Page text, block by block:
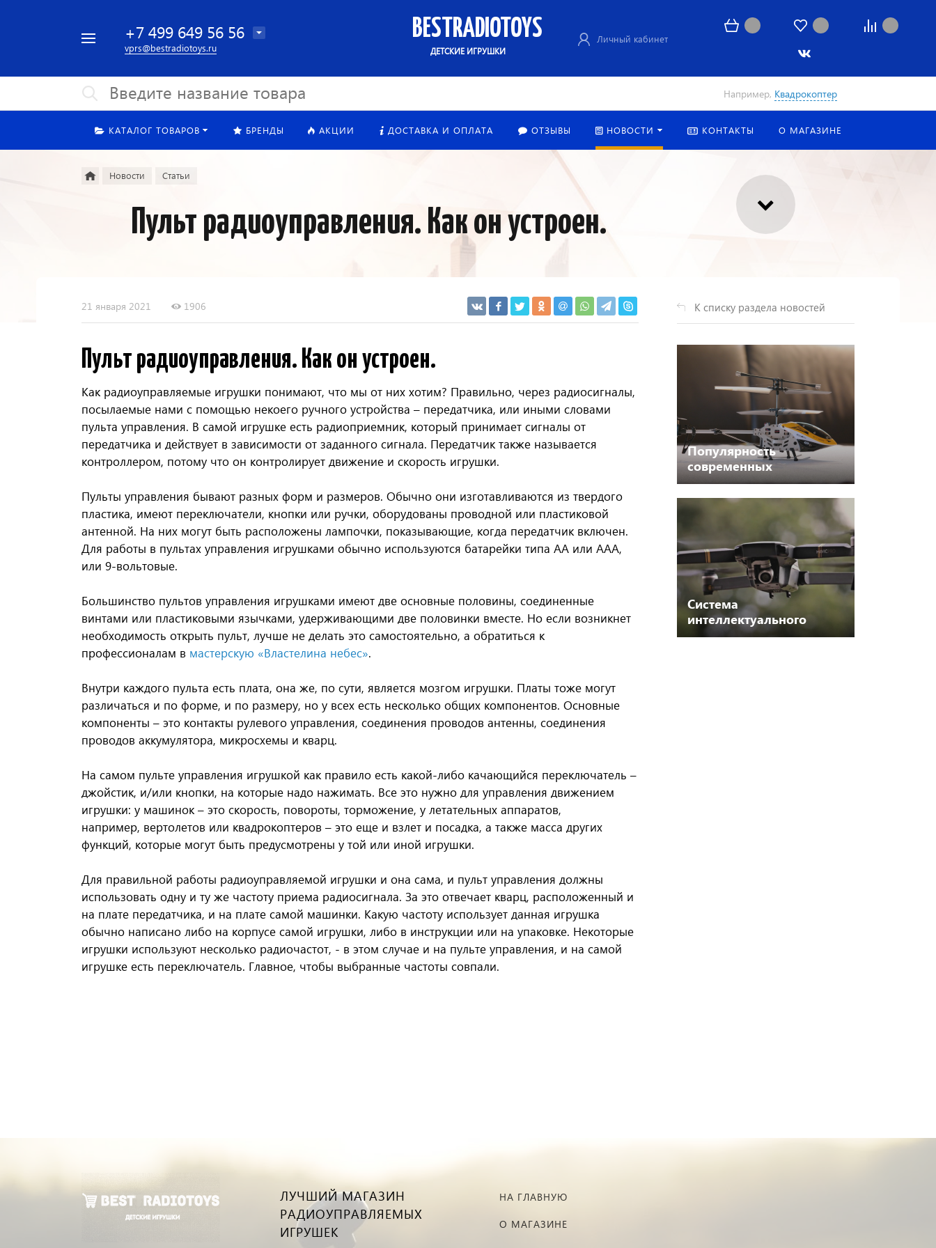
Найти
+7 499 649 56 56
vprs@bestradiotoys.ru
BESTRADIOTOYS
ДЕТСКИЕ ИГРУШКИ
Личный кабинет
Найти
Например, Квадрокоптер
КАТАЛОГ ТОВАРОВ БРЕНДЫ АКЦИИ ДОСТАВКА И ОПЛАТА ОТЗЫВЫ НОВОСТИ КОНТАКТЫ О МАГАЗИНЕ
Новости Статьи
Пульт радиоуправления. Как он устроен.
21 января 2021 1906
Пульт радиоуправления. Как он устроен.
Как радиоуправляемые игрушки понимают, что мы от них хотим? Правильно, через радиосигналы,
посылаемые нами с помощью некоего ручного устройства – передатчика, или иными словами
пульта управления. В самой игрушке есть радиоприемник, который принимает сигналы от
передатчика и действует в зависимости от заданного сигнала. Передатчик также называется
контроллером, потому что он контролирует движение и скорость игрушки.
Пульты управления бывают разных форм и размеров. Обычно они изготавливаются из твердого
пластика, имеют переключатели, кнопки или ручки, оборудованы проводной или пластиковой
антенной. На них могут быть расположены лампочки, показывающие, когда передатчик включен.
Для работы в пультах управления игрушками обычно используются батарейки типа АА или ААА,
или 9-вольтовые.
Большинство пультов управления игрушками имеют две основные половины, соединенные
винтами или пластиковыми язычками, удерживающими две половинки вместе. Но если возникнет
необходимость открыть пульт, лучше не делать это самостоятельно, а обратиться к
профессионалам в мастерскую «Властелина небес».
Внутри каждого пульта есть плата, она же, по сути, является мозгом игрушки. Платы тоже могут
различаться и по форме, и по размеру, но у всех есть несколько общих компонентов. Основные
компоненты – это контакты рулевого управления, соединения проводов антенны, соединения
проводов аккумулятора, микросхемы и кварц.
На самом пульте управления игрушкой как правило есть какой-либо качающийся переключатель –
джойстик, и/или кнопки, на которые надо нажимать. Все это нужно для управления движением
игрушки: у машинок – это скорость, повороты, торможение, у летательных аппаратов,
например, вертолетов или квадрокоптеров – это еще и взлет и посадка, а также масса других
функций, которые могут быть предусмотрены у той или иной игрушки.
Для правильной работы радиоуправляемой игрушки и она сама, и пульт управления должны
использовать одну и ту же частоту приема радиосигнала. За это отвечает кварц, расположенный и
на плате передатчика, и на плате самой машинки. Какую частоту использует данная игрушка
обычно написано либо на корпусе самой игрушки, либо в инструкции или на упаковке. Некоторые
игрушки используют несколько радиочастот, - в этом случае и на пульте управления, и на самой
игрушке есть переключатель. Главное, чтобы выбранные частоты совпали.
К списку раздела новостей
Популярность
современных
радиоуправляемых
вертолетов
Система
интеллектуального
контроля
ЛУЧШИЙ МАГАЗИН
РАДИОУПРАВЛЯЕМЫХ
ИГРУШЕК
НА ГЛАВНУЮ
О МАГАЗИНЕ